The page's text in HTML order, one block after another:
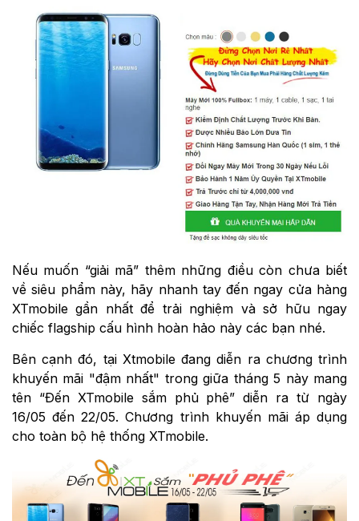
Nếu muốn “giải mã” thêm những điều còn chưa biết
về siêu phẩm này, hãy nhanh tay đến ngay cửa hàng
XTmobile gần nhất để trải nghiệm và sở hữu ngay
chiếc flagship cấu hình hoàn hảo này các bạn nhé.
Bên cạnh đó, tại Xtmobile đang diễn ra chương trình
khuyến mãi "đậm nhất" trong giữa tháng 5 này mang
tên “Đến XTmobile sắm phủ phê” diễn ra từ ngày
16/05 đến 22/05. Chương trình khuyến mãi áp dụng
cho toàn bộ hệ thống XTmobile.